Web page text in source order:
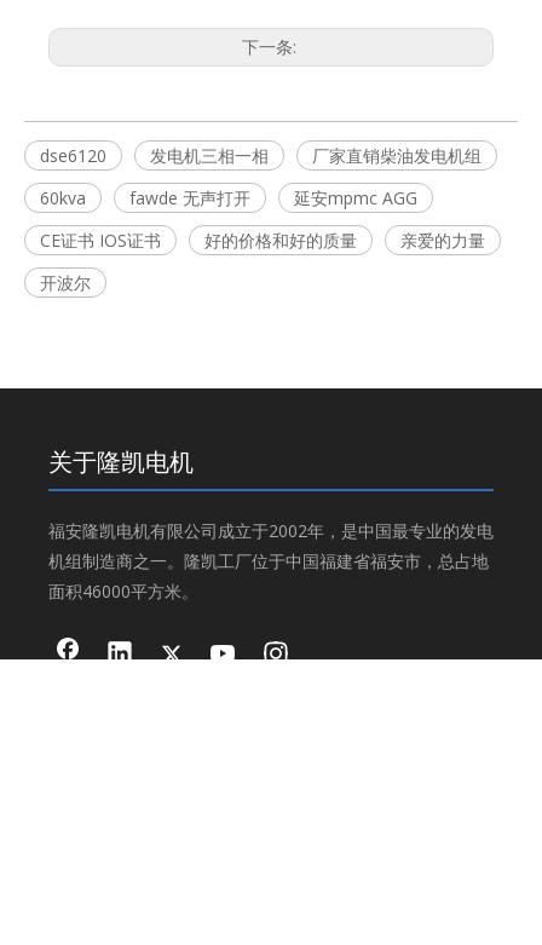
下一条:
dse6120 发电机三相一相
厂家直销柴油发电机组
60kva
fawde 无声打开
延安mpmc AGG
CE证书 IOS证书
好的价格和好的质量
亲爱的力量
开波尔
关于隆凯电机
福安隆凯电机有限公司成立于2002年，是中国最专业的发电
机组制造商之一。隆凯工厂位于中国福建省福安市，总占地
面积46000平方米。